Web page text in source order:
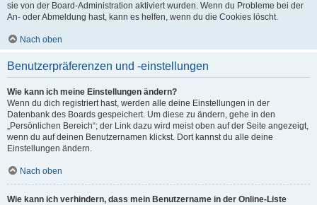
sie von der Board-Administration aktiviert wurden. Wenn du Probleme bei der
An- oder Abmeldung hast, kann es helfen, wenn du die Cookies löscht.
Nach oben
Benutzerpräferenzen und -einstellungen
Wie kann ich meine Einstellungen ändern?
Wenn du dich registriert hast, werden alle deine Einstellungen in der
Datenbank des Boards gespeichert. Um diese zu ändern, gehe in den
„Persönlichen Bereich“; der Link dazu wird meist oben auf der Seite angezeigt,
wenn du auf deinen Benutzernamen klickst. Dort kannst du alle deine
Einstellungen ändern.
Nach oben
Wie kann ich verhindern, dass mein Benutzername in der Online-Liste